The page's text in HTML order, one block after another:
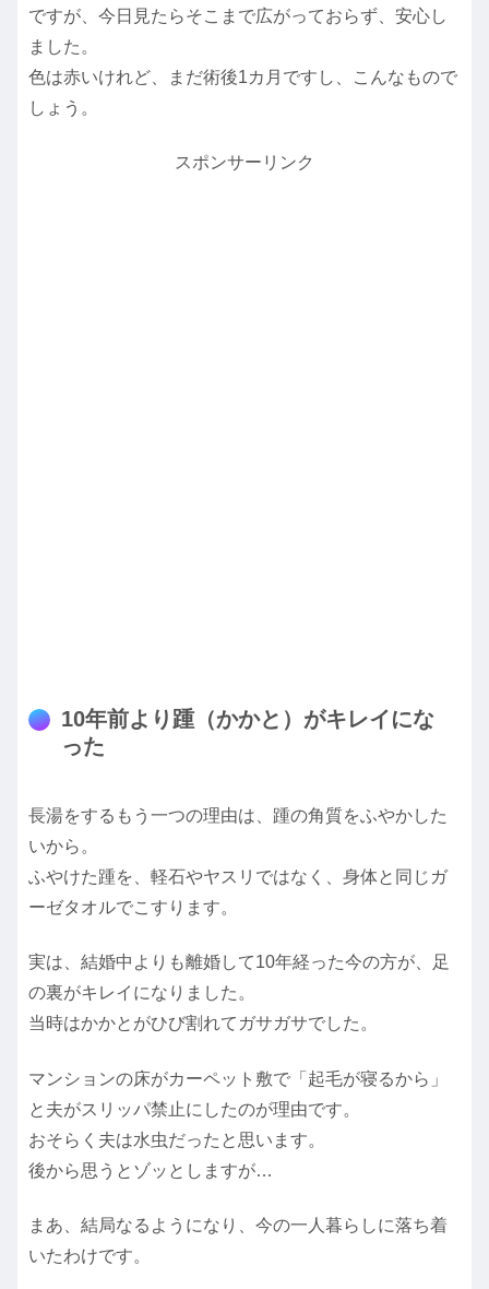
ですが、今日見たらそこまで広がっておらず、安心し
ました。
色は赤いけれど、まだ術後1カ月ですし、こんなもので
しょう。
スポンサーリンク
10年前より踵（かかと）がキレイにな
った
長湯をするもう一つの理由は、踵の角質をふやかした
いから。
ふやけた踵を、軽石やヤスリではなく、身体と同じガ
ーゼタオルでこすります。
実は、結婚中よりも離婚して10年経った今の方が、足
の裏がキレイになりました。
当時はかかとがひび割れてガサガサでした。
マンションの床がカーペット敷で「起毛が寝るから」
と夫がスリッパ禁止にしたのが理由です。
おそらく夫は水虫だったと思います。
後から思うとゾッとしますが…
まあ、結局なるようになり、今の一人暮らしに落ち着
いたわけです。